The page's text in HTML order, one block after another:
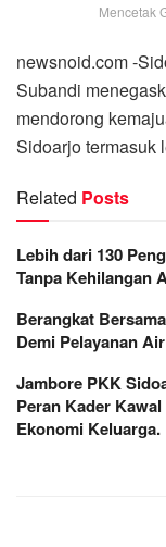
Mencetak
newsnoid.com -
Subandi
mendorong
Sidoarjo termasuk
Related Posts
Lebih dari 130
Tanpa Kehilangan
Berangkat
Demi Pelayanan
Jambore PKK
Peran Kader
Ekonomi Keluarga.